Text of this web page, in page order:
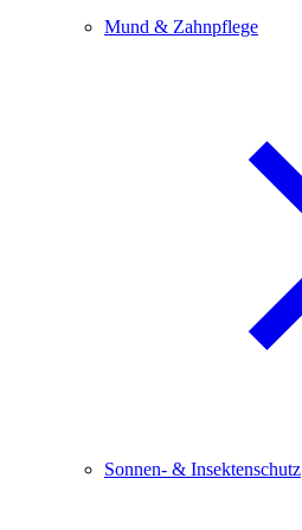
Mund & Zahnpflege
Sonnen- & Insektenschutz